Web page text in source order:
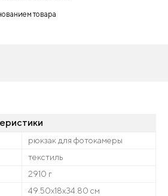
товара
рюкзак для фотокамеры
текстиль
2910 г
49.50х18х34.80 см